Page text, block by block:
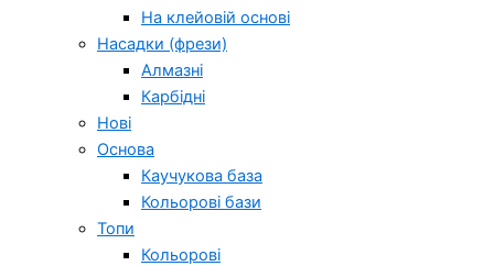
На клейовій основі
Насадки (фрези)
Алмазні
Карбідні
Нові
Основа
Каучукова база
Кольорові бази
Топи
Кольорові